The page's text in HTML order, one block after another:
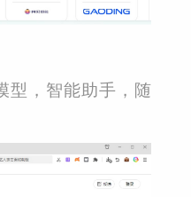
型，智能助手，随